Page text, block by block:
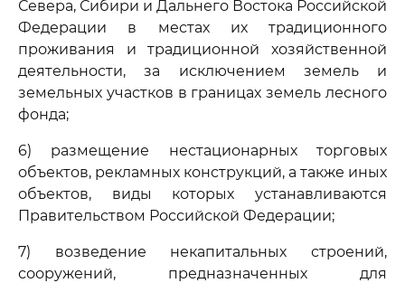
Севера, Сибири и Дальнего Востока Российской
Федерации в местах их традиционного
проживания и традиционной хозяйственной
деятельности, за исключением земель и
земельных участков в границах земель лесного
фонда;
6) размещение нестационарных торговых
объектов, рекламных конструкций, а также иных
объектов, виды которых устанавливаются
Правительством Российской Федерации;
7) возведение некапитальных строений,
сооружений, предназначенных для